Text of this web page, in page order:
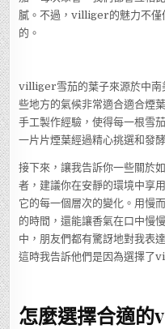
膩。不過，villiger的魅力不僅
的。
villiger雪茄的葉子來源於中南
些地方的氣候非常適合適合煙
手工製作經驗，使得每一根雪
一片片煙葉經過精心挑選和發
接下來，讓我告訴你一些關於
者，建議你在安靜的環境中享
它的每一個層次的變化。用慢
的時間，還能讓香氣在口中慢
中，朋友們都有驚訝地對我表
這時我告訴他們是因為選擇了
怎麼選擇合適